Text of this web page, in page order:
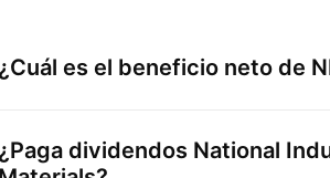
¿Cuál es el beneficio neto de
¿Paga dividendos National